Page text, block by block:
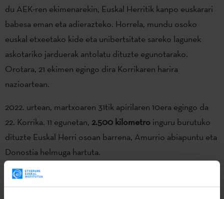
du AEK-ren ekimenarekin, Euskal Herritik kanpo euskarari
babesa eman eta adierazteko. Horrela, mundu osoko
euskal etxeetako kide eta unibertsitate sareko lagunek
askotariko jarduerak antolatu dituzte egunotarako.
Orotara, 21 ekimen egingo dira Korrikaren harira
nazioartean.
2022. urtean, martxoaren 31tik apirilaren 10era egingo da
22. Korrika. 11 egunetan, 2.500 kilometro inguru burutuko
dituzte Euskal Herri osoan barrena, Amurrio abiapuntu eta
Donostia helmuga hartuta.
Etxepare Euskal Institutuaren lankidetzarekin, 21 hiritan
egingo da lasterketa erraldoiarekin lotura duen ekimenen